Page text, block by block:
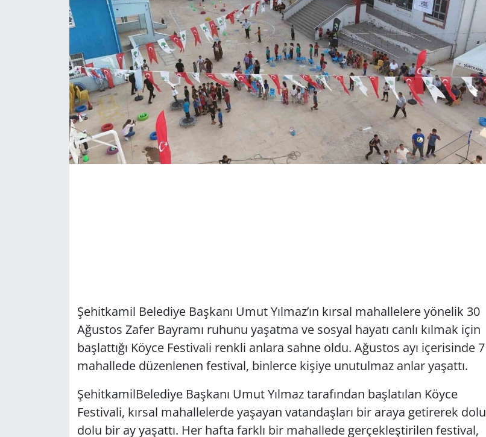
Şehitkamil Belediye Başkanı Umut Yılmaz’ın kırsal mahallelere yönelik 30
Ağustos Zafer Bayramı ruhunu yaşatma ve sosyal hayatı canlı kılmak için
başlattığı Köyce Festivali renkli anlara sahne oldu. Ağustos ayı içerisinde 7
mahallede düzenlenen festival, binlerce kişiye unutulmaz anlar yaşattı.
ŞehitkamilBelediye Başkanı Umut Yılmaz tarafından başlatılan Köyce
Festivali, kırsal mahallelerde yaşayan vatandaşları bir araya getirerek dolu
dolu bir ay yaşattı. Her hafta farklı bir mahallede gerçekleştirilen festival,